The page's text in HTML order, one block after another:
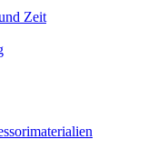
Zeit